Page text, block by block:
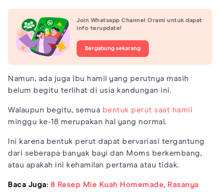
Join Whatsapp Channel Orami untuk dapat
info terupdate!
Bergabung sekarang
Namun, ada juga ibu hamil yang perutnya masih
belum begitu terlihat di usia kandungan ini.
Walaupun begitu, semua bentuk perut saat hamil
minggu ke-18 merupakan hal yang normal.
Ini karena bentuk perut dapat bervariasi tergantung
dari seberapa banyak bayi dan Moms berkembang,
atau apakah ini kehamilan pertama atau tidak.
Baca Juga: 8 Resep Mie Kuah Homemade, Rasanya